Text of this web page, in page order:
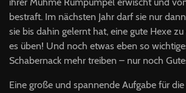
ihrer Muhme Rumpumpel erwischt und
bestraft. Im nächsten Jahr darf sie nur
sie bis dahin gelernt hat, eine gute Hexe
es üben! Und noch etwas eben so
Schabernack mehr treiben – nur noch
Eine große und spannende Aufgabe für